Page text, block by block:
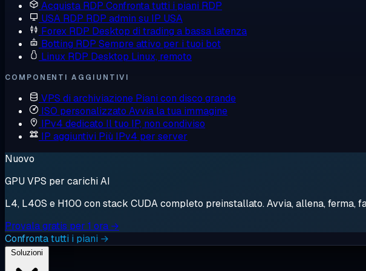
Acquista RDP Confronta tutti i piani RDP
USA RDP RDP admin su IP USA
Forex RDP Desktop di trading a bassa latenza
Botting RDP Sempre attivo per i tuoi bot
Linux RDP Desktop Linux, remoto
COMPONENTI AGGIUNTIVI
VPS di archiviazione Piani con disco grande
ISO personalizzato Avvia la tua immagine
IPv4 dedicato Il tuo IP, non condiviso
IP aggiuntivi Più IPv4 per server
Nuovo
GPU VPS per carichi AI
L4, L40S e H100 con stack CUDA completo preinstallato. Avvia, allena, ferma,
Provala gratis per 1 ora →
Confronta tutti i piani →